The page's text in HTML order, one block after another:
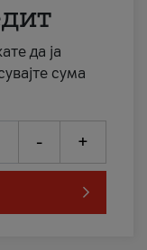
да ја
сума
- +